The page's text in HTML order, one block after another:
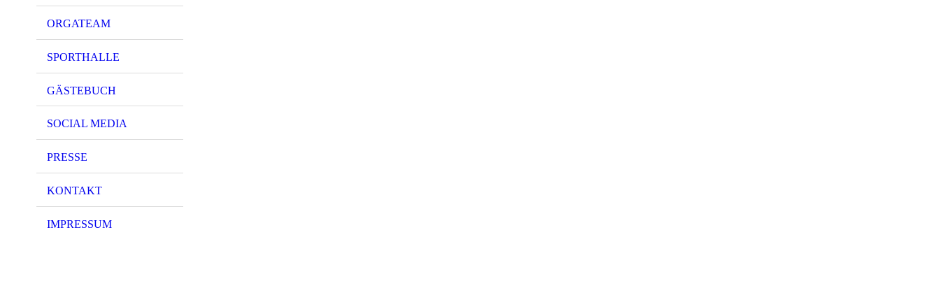
ORGATEAM
SPORTHALLE
GÄSTEBUCH
SOCIAL MEDIA
PRESSE
KONTAKT
IMPRESSUM